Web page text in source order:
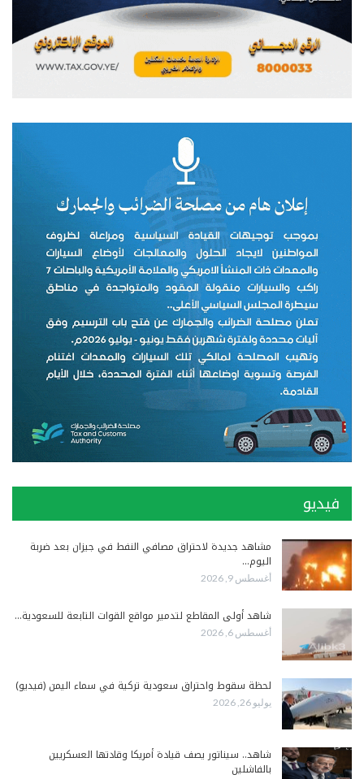
فيديو
مشاهد جديدة لاحتراق مصافي النفط في جيزان بعد ضربة
اليوم…
أغسطس 9, 2026
شاهد أولى المقاطع لتدمير مواقع القوات التابعة للسعودية…
أغسطس 6, 2026
لحظة سقوط واحتراق سعودية تركية في سماء اليمن (فيديو)
يوليو 26, 2026
شاهد.. سيناتور يصف قيادة أمريكا وقادتها العسكريين
بالفاشلين